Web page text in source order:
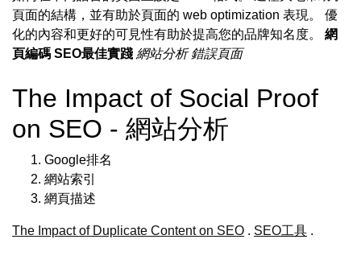
頁面的結構，並有助於頁面的 web optimization 表現。 優
化的內容和更好的可見性有助於提高您的品牌知名度。 網
頁編碼 SEO最佳實踐 網站分析 錯誤頁面
The Impact of Social Proof
on SEO - 網站分析
Google排名
網站索引
網頁描述
The Impact of Duplicate Content on SEO . SEO工具 .